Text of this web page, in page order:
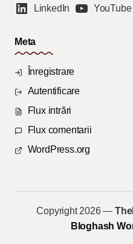
LinkedIn
YouTube
Meta
Înregistrare
Autentificare
Flux intrări
Flux comentarii
WordPress.org
Copyright 2026 —
Bloghash